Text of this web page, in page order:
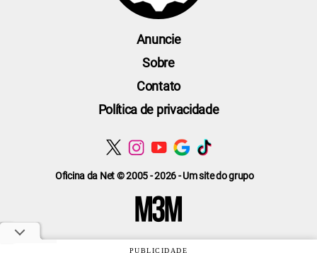
Oficina da Net © 2005 - 2026 - Um site do grupo
Anuncie
Sobre
Contato
Política de privacidade
PUBLICIDADE